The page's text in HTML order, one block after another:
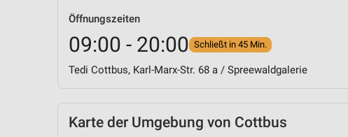
Öffnungszeiten
09:00 - 20:00 Schließt in 45 Min.
Tedi Cottbus, Karl-Marx-Str. 68 a / Spreewaldgalerie
Karte der Umgebung von Cottbus